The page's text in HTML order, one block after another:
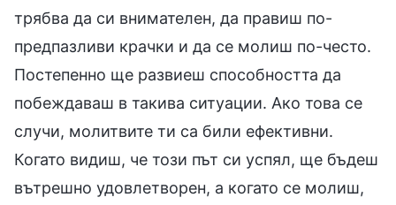
трябва да си внимателен, да правиш по-
предпазливи крачки и да се молиш по-често.
Постепенно ще развиеш способността да
побеждаваш в такива ситуации. Ако това се
случи, молитвите ти са били ефективни.
Когато видиш, че този път си успял, ще бъдеш
вътрешно удовлетворен, а когато се молиш,